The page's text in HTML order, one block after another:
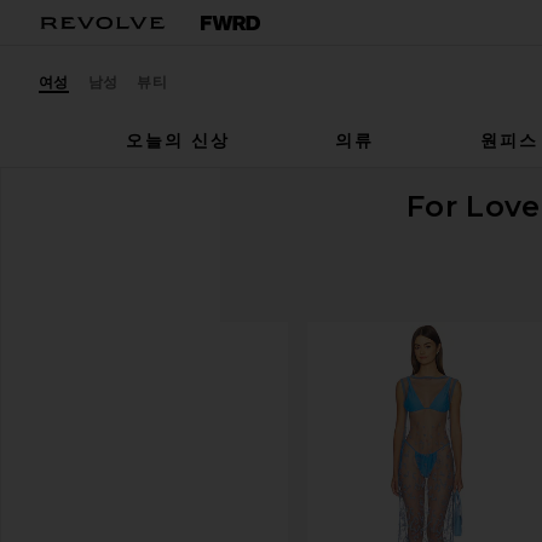
여성 남성 뷰티
오늘의 신상 의류 원피스
For